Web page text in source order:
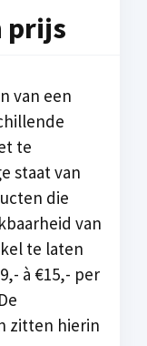
prijs
van een
te
staat van
die
van
te laten
à €15,- per
zitten hierin